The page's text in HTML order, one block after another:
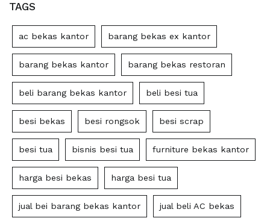
TAGS
ac bekas kantor barang bekas ex kantor
barang bekas kantor barang bekas restoran
beli barang bekas kantor beli besi tua
besi bekas besi rongsok besi scrap
besi tua bisnis besi tua furniture bekas kantor
harga besi bekas harga besi tua
jual bei barang bekas kantor jual beli AC bekas